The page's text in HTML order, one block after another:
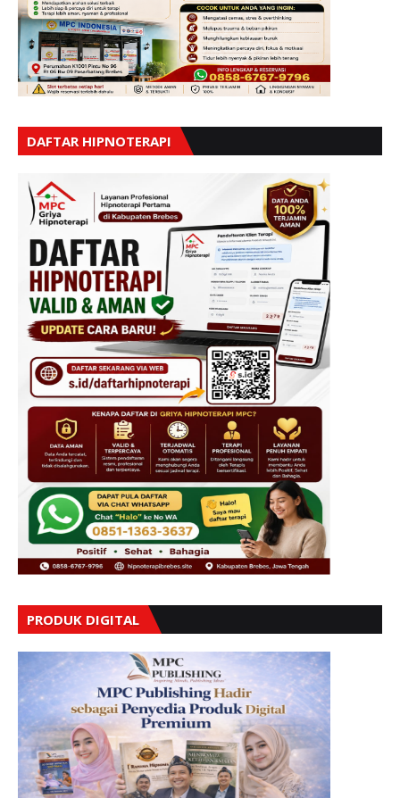
DAFTAR HIPNOTERAPI
PRODUK DIGITAL